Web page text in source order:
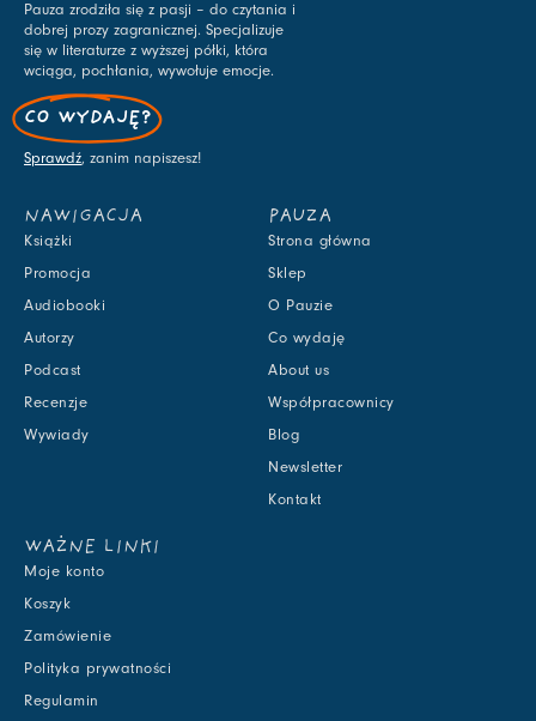
Pauza zrodziła się z pasji – do czytania i
dobrej prozy zagranicznej. Specjalizuje
się w literaturze z wyższej półki, która
wciąga, pochłania, wywołuje emocje.
CO WYDAJĘ?
Sprawdź, zanim napiszesz!
NAWIGACJA
Książki
Promocja
Audiobooki
Autorzy
Podcast
Recenzje
Wywiady
PAUZA
Strona główna
Sklep
O Pauzie
Co wydaję
About us
Współpracownicy
Blog
Newsletter
Kontakt
WAŻNE LINKI
Moje konto
Koszyk
Zamówienie
Polityka prywatności
Regulamin